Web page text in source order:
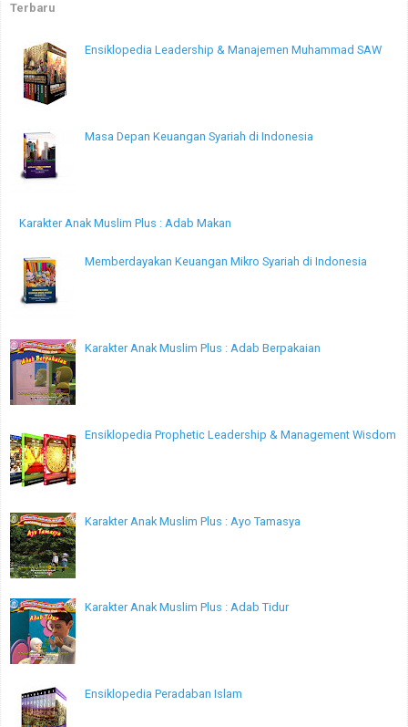
Terbaru
Ensiklopedia Leadership & Manajemen Muhammad SAW
Masa Depan Keuangan Syariah di Indonesia
Karakter Anak Muslim Plus : Adab Makan
Memberdayakan Keuangan Mikro Syariah di Indonesia
Karakter Anak Muslim Plus : Adab Berpakaian
Ensiklopedia Prophetic Leadership & Management Wisdom
Karakter Anak Muslim Plus : Ayo Tamasya
Karakter Anak Muslim Plus : Adab Tidur
Ensiklopedia Peradaban Islam